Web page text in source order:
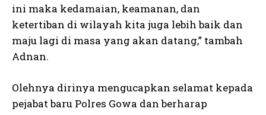
ini maka kedamaian, keamanan, dan
ketertiban di wilayah kita juga lebih baik dan
maju lagi di masa yang akan datang,” tambah
Adnan.
Olehnya dirinya mengucapkan selamat kepada
pejabat baru Polres Gowa dan berharap